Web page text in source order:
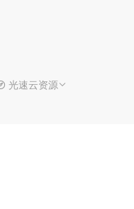
光速云资源